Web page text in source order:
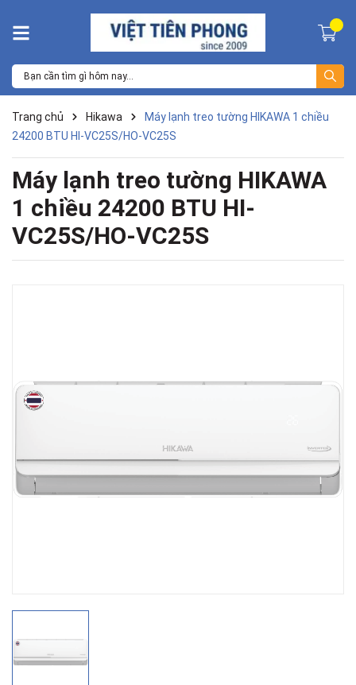
Trang chủ Hikawa
Máy lạnh treo tường HIKAWA 1 chiều
24200 BTU HI-VC25S/HO-VC25S
Máy lạnh treo tường HIKAWA
1 chiều 24200 BTU HI-
VC25S/HO-VC25S